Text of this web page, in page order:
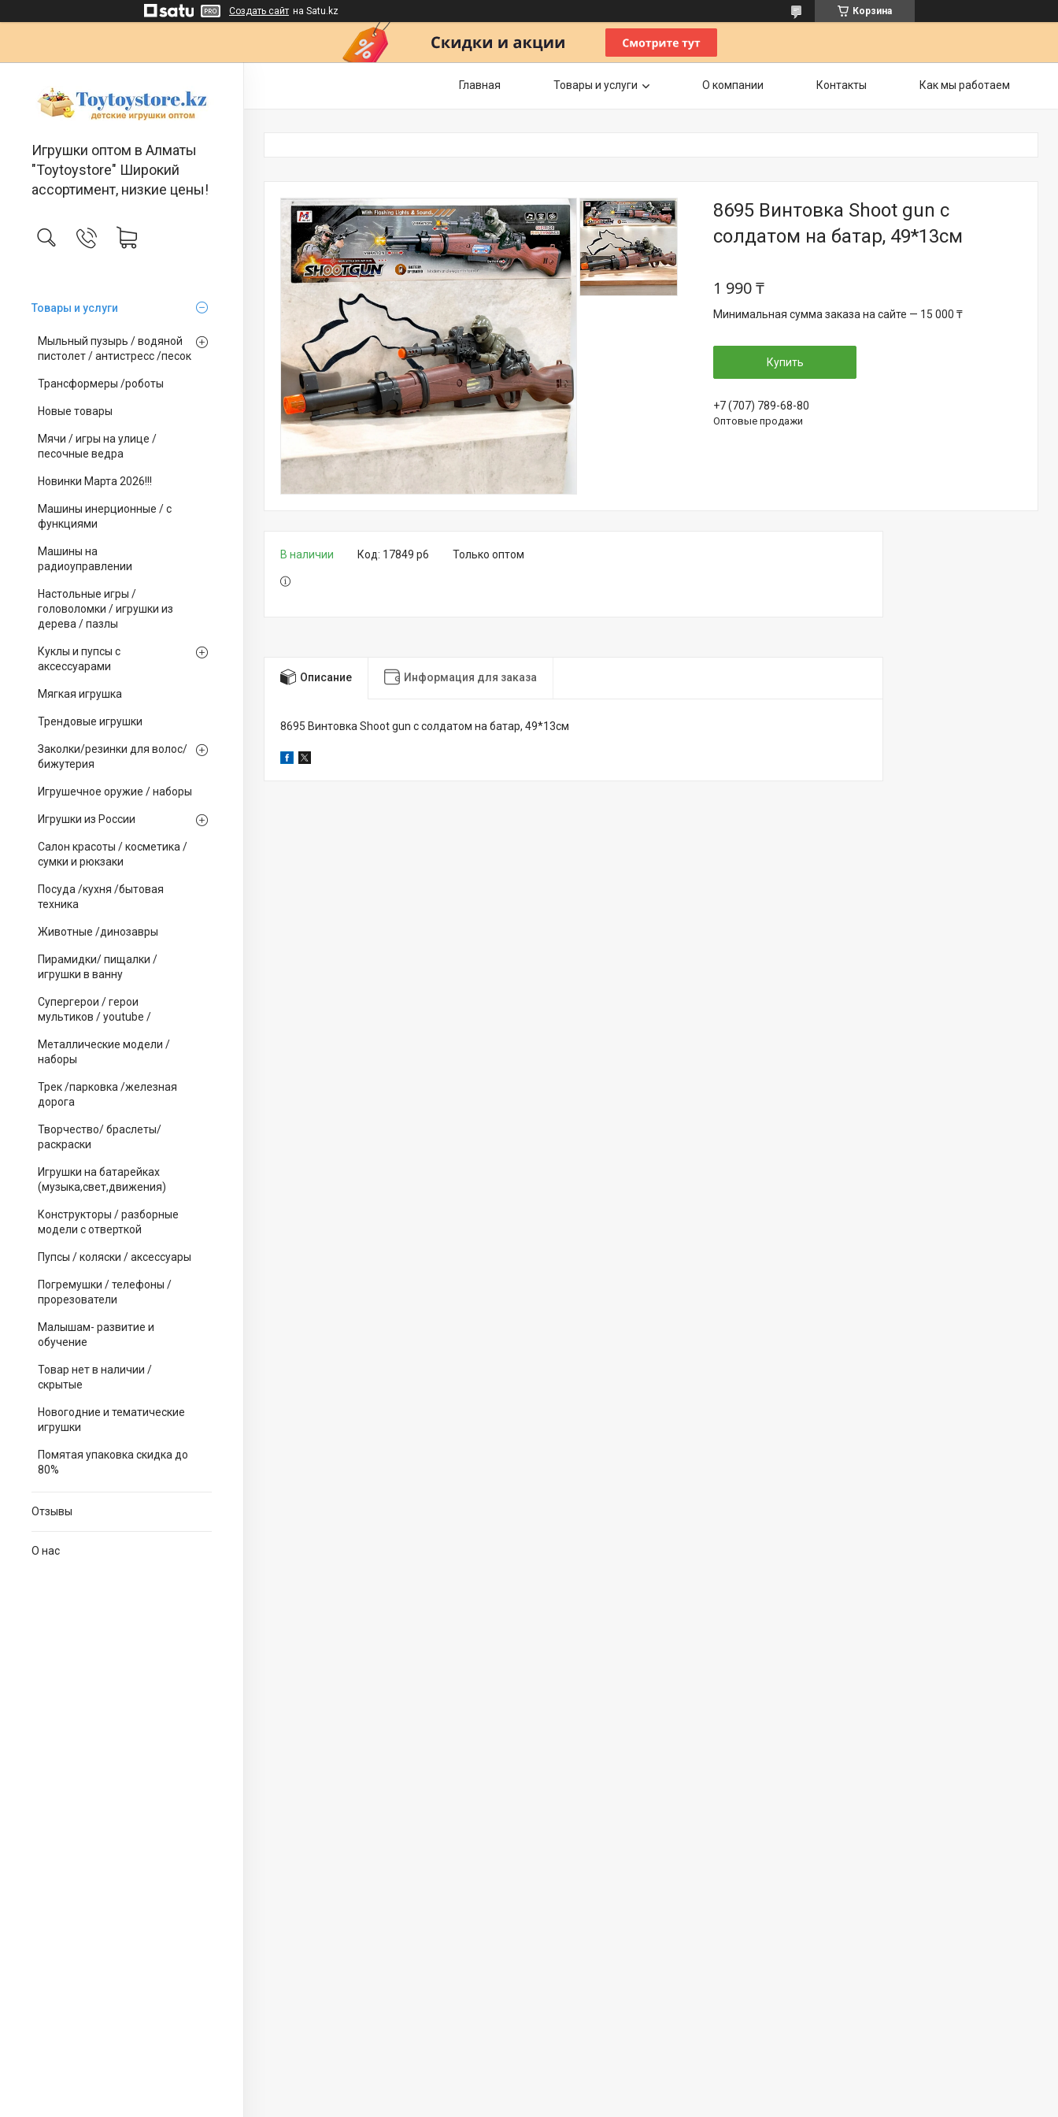
Создать сайт на Satu.kz Корзина
Игрушки оптом в Алматы
"Toytoystore" Широкий
ассортимент, низкие цены!
Товары и услуги
Мыльный пузырь / водяной
пистолет / антистресс /песок
Трансформеры /роботы
Новые товары
Мячи / игры на улице /
песочные ведра
Новинки Марта 2026!!!
Машины инерционные / с
функциями
Машины на
радиоуправлении
Настольные игры /
головоломки / игрушки из
дерева / пазлы
Куклы и пупсы с
аксессуарами
Мягкая игрушка
Трендовые игрушки
Заколки/резинки для волос/
бижутерия
Игрушечное оружие / наборы
Игрушки из России
Салон красоты / косметика /
сумки и рюкзаки
Посуда /кухня /бытовая
техника
Животные /динозавры
Пирамидки/ пищалки /
игрушки в ванну
Супергерои / герои
мультиков / youtube /
Металлические модели /
наборы
Трек /парковка /железная
дорога
Творчество/ браслеты/
раскраски
Игрушки на батарейках
(музыка,свет,движения)
Конструкторы / разборные
модели с отверткой
Пупсы / коляски / аксессуары
Погремушки / телефоны /
прорезователи
Малышам- развитие и
обучение
Товар нет в наличии /
скрытые
Новогодние и тематические
игрушки
Помятая упаковка скидка до
80%
Отзывы
О нас
Главная Товары и услуги О компании Контакты Как мы работаем
8695 Винтовка Shoot gun с
солдатом на батар, 49*13см
1 990 ₸
Минимальная сумма заказа на сайте — 15 000 ₸
Купить
+7 (707) 789-68-80
Оптовые продажи
В наличии Только оптом
Код: 17849 р6
Описание Информация для заказа
8695 Винтовка Shoot gun с солдатом на батар, 49*13см